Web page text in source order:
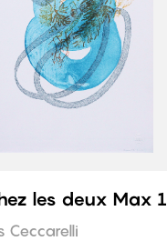
les deux Max 1
Ceccarelli